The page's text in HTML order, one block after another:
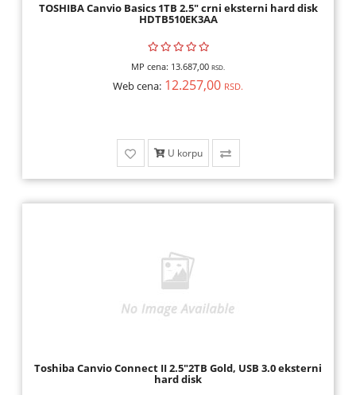
TOSHIBA Canvio Basics 1TB 2.5" crni eksterni hard disk
HDTB510EK3AA
MP cena: 13.687,00 RSD.
Web cena: 12.257,00 RSD.
U korpu
Toshiba Canvio Connect II 2.5"2TB Gold, USB 3.0 eksterni
hard disk